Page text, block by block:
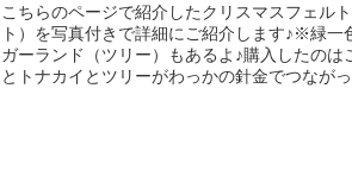
こちらのページで紹介したクリスマスフェル
ト）を写真付きで詳細にご紹介します♪※緑一
ガーランド（ツリー）もあるよ♪購入したのは
とトナカイとツリーがわっかの針金でつながっ